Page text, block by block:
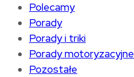
Polecamy
Porady
Porady i triki
Porady motoryzacyjne
Pozostałe